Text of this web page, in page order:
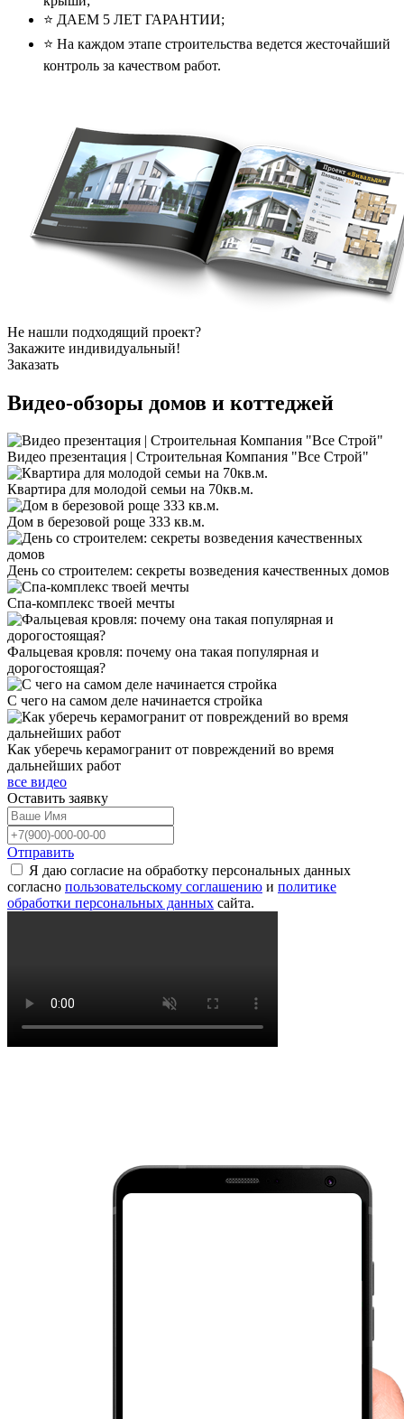
⭐️ ДАЕМ 5 ЛЕТ ГАРАНТИИ;
⭐️ На каждом этапе строительства ведется жесточайший
контроль за качеством работ.
Не нашли подходящий проект?
Закажите индивидуальный!
Заказать
Видео-обзоры домов и коттеджей
Видео презентация | Строительная Компания "Все Строй"
Квартира для молодой семьи на 70кв.м.
Дом в березовой роще 333 кв.м.
День со строителем: секреты возведения качественных домов
Спа-комплекс твоей мечты
Фальцевая кровля: почему она такая популярная и
дорогостоящая?
С чего на самом деле начинается стройка
Как уберечь керамогранит от повреждений во время
дальнейших работ
все видео
Оставить заявку
Отправить
Я даю согласие на обработку персональных данных
согласно пользовательскому соглашению и политике
обработки персональных данных сайта.